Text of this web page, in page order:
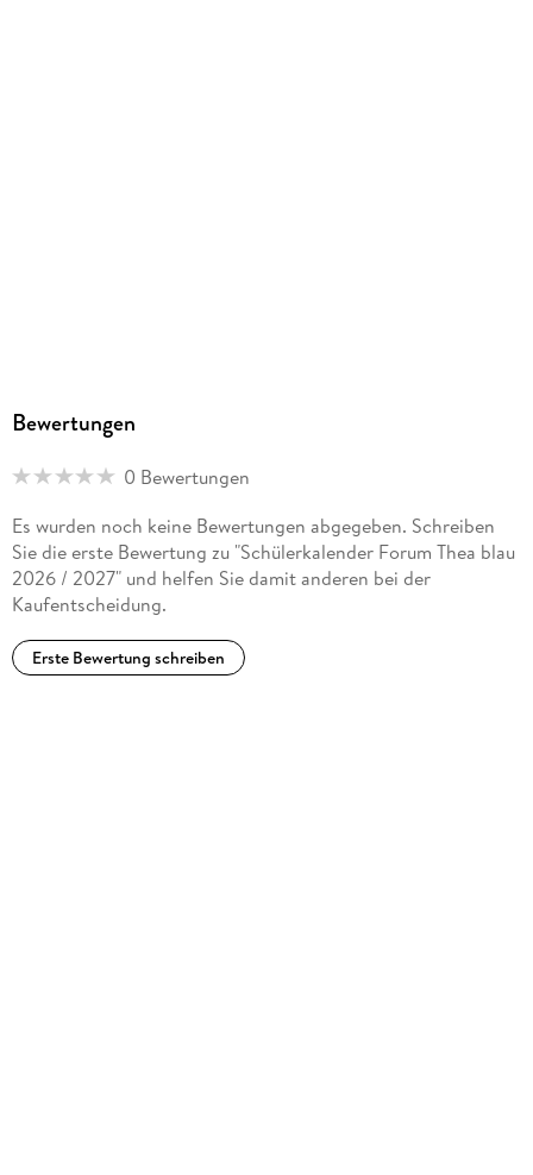
Bewertungen
0 Bewertungen
Es wurden noch keine Bewertungen abgegeben. Schreiben
Sie die erste Bewertung zu "Schülerkalender Forum Thea blau
2026 / 2027" und helfen Sie damit anderen bei der
Kaufentscheidung.
Erste Bewertung schreiben